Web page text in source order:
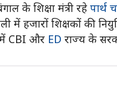
के शिक्षा मंत्री रहे पार्थ
में हजारों शिक्षकों की
CBI और ED राज्य के